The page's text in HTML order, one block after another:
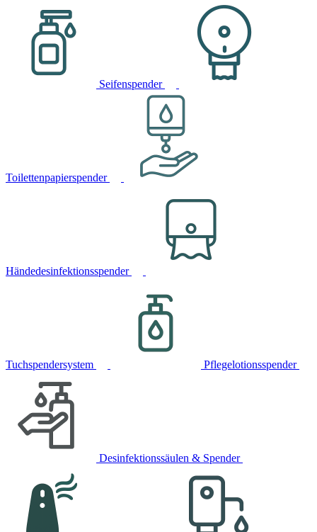
Seifenspender
Toilettenpapierspender
Händedesinfektionsspender
Tuchspendersystem Pflegelotionsspender
Desinfektionssäulen & Spender